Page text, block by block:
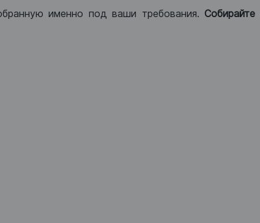
именно под ваши требования.Собирайте